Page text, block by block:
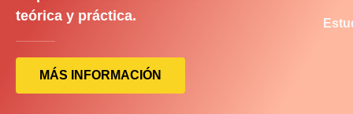
teórica y práctica.
MÁS INFORMACIÓN